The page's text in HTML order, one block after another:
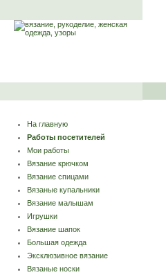
На главную
Работы посетителей
Мои работы
Вязание крючком
Вязание спицами
Вязаные купальники
Вязание малышам
Игрушки
Вязание шапок
Большая одежда
Эксклюзивное вязание
Вязаные носки